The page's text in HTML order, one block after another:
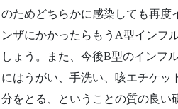
のためどちらかに感染しても再度
ンザにかかったらもうA型インフ
しょう。また、今後B型のインフ
にはうがい、手洗い、咳エチケ
分をとる、ということの質の良い